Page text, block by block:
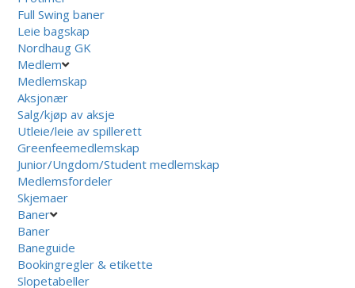
Full Swing baner
Leie bagskap
Nordhaug GK
Medlem
Medlemskap
Aksjonær
Salg/kjøp av aksje
Utleie/leie av spillerett
Greenfeemedlemskap
Junior/Ungdom/Student medlemskap
Medlemsfordeler
Skjemaer
Baner
Baner
Baneguide
Bookingregler & etikette
Slopetabeller